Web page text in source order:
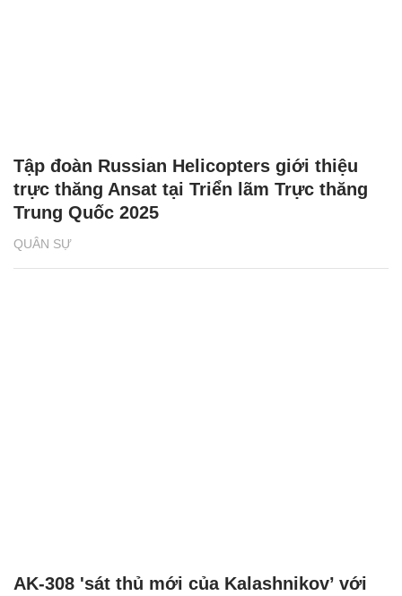
QUÂN SỰ
Tập đoàn Russian Helicopters giới thiệu
trực thăng Ansat tại Triển lãm Trực thăng
Trung Quốc 2025
AK-308 'sát thủ mới của Kalashnikov’ với